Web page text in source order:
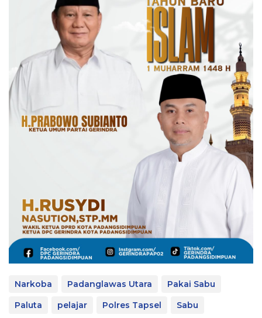
Narkoba Padanglawas Utara
Pakai Sabu
Paluta
pelajar Polres Tapsel Sabu